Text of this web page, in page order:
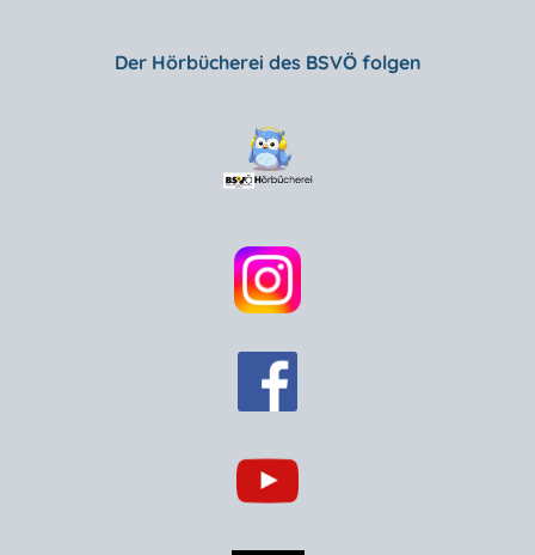
Der Hörbücherei des BSVÖ folgen